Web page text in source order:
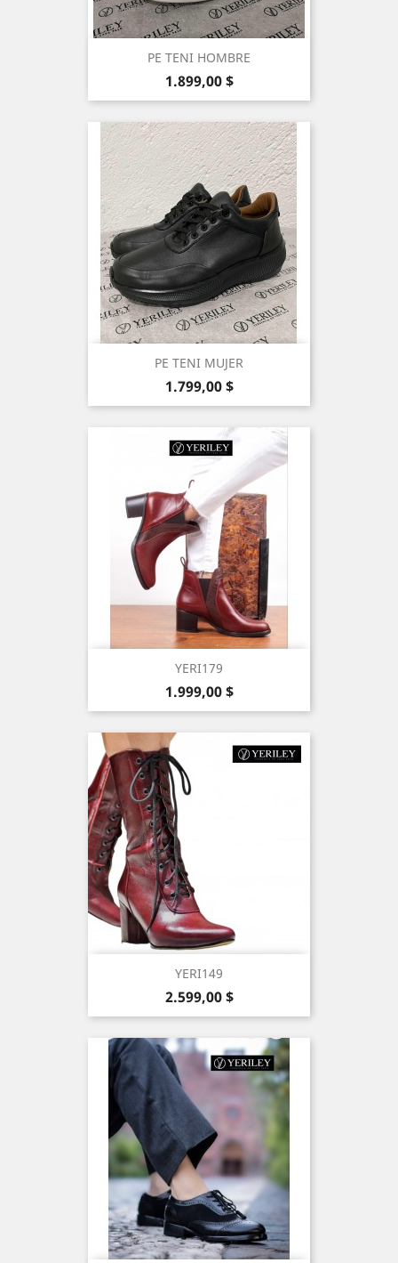
PE TENI HOMBRE
Precio
1.899,00 $
PE TENI MUJER
Precio
1.799,00 $
YERI179
Precio
1.999,00 $
YERI149
Precio
2.599,00 $